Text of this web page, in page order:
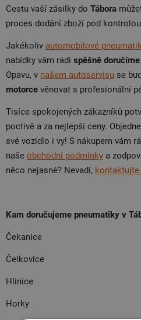
Cestu vaší zásilky do Tábora
proces dodání zboží pod
Jakékoliv automobilové
nabídky vám rádi spěšně doručíme
Opavu, v našem autoservisu se
motorce věnovat s profesionální
Tisíce spokojených zákazníků
poctivě a za nejlepší ceny.
své vozidlo i vy! S nákupem vám
naše obchodní podmínky a
něco nejasné? Nevadí, kontaktujte
Kam doručujeme pneumatiky v
Čekanice
Čelkovice
Hlinice
Horky